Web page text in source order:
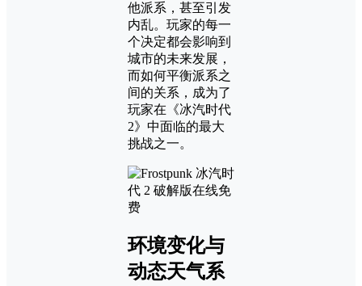
他派系，甚至引发
内乱。玩家的每一
个决定都会影响到
城市的未来发展，
而如何平衡派系之
间的关系，成为了
玩家在《冰汽时代
2》中面临的最大
挑战之一。
环境变化与
动态天气系